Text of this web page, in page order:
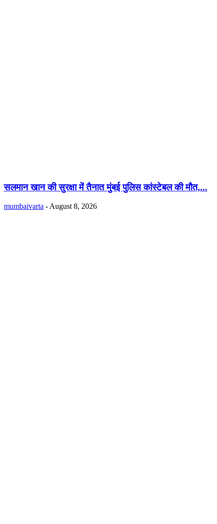
सलमान खान की सुरक्षा में तैनात मुंबई पुलिस कांस्टेबल की मौत,...
mumbaivarta - August 8, 2026